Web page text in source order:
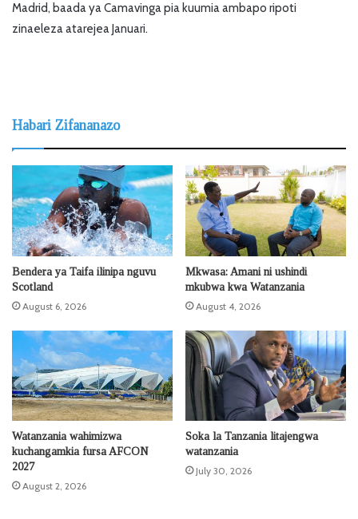
Madrid, baada ya Camavinga pia kuumia ambapo ripoti
zinaeleza atarejea Januari.
Habari Zifananazo
Bendera ya Taifa ilinipa nguvu
Scotland
August 6, 2026
Mkwasa: Amani ni ushindi
mkubwa kwa Watanzania
August 4, 2026
Watanzania wahimizwa
kuchangamkia fursa AFCON
2027
August 2, 2026
Soka la Tanzania litajengwa
watanzania
July 30, 2026